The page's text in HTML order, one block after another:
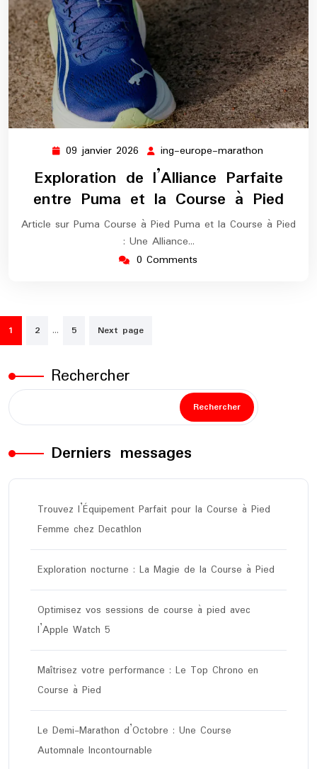
09 janvier 2026 09
janvier
2026
ing-europe-marathon
europe-
marathon
Exploration de l’Alliance Parfaite
entre Puma et la Course à Pied
Article sur Puma Course à Pied Puma et la Course à Pied
: Une Alliance…
0 Comments
Pagination
des
publications
1 2 … 5 Next page
Rechercher
Rechercher
Derniers messages
Trouvez l’Équipement Parfait pour la Course à Pied
Femme chez Decathlon
Exploration nocturne : La Magie de la Course à Pied
Optimisez vos sessions de course à pied avec
l’Apple Watch 5
Maîtrisez votre performance : Le Top Chrono en
Course à Pied
Le Demi-Marathon d’Octobre : Une Course
Automnale Incontournable